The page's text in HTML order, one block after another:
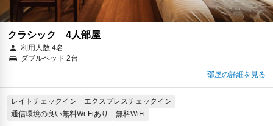
クラシック 4人部屋
利用人数 4名
ダブルベッド 2台
部屋の詳細を見る
レイトチェックイン
エクスプレスチェックイン
通信環境の良い無料Wi-Fiあり
無料WiFi